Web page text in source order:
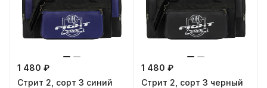
1 480 ₽
Стрит 2, сорт 3 синий
1 480 ₽
Стрит 2, сорт 3 черный